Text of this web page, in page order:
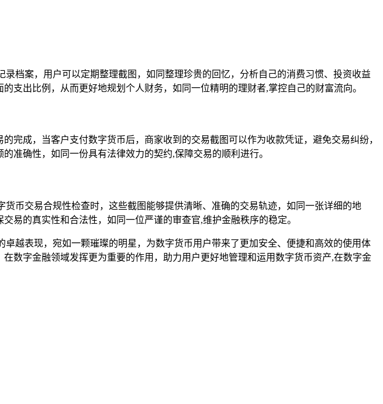
档案，用户可以定期整理截图，如同整理珍贵的回忆，分析自己的消费习惯、投资收益
支出比例，从而更好地规划个人财务，如同一位精明的理财者,掌控自己的财富流向。
完成，当客户支付数字货币后，商家收到的交易截图可以作为收款凭证，避免交易纠纷，
准确性，如同一份具有法律效力的契约,保障交易的顺利进行。
币交易合规性检查时，这些截图能够提供清晰、准确的交易轨迹，如同一张详细的地
易的真实性和合法性，如同一位严谨的审查官,维护金融秩序的稳定。
越表现，宛如一颗璀璨的明星，为数字货币用户带来了更加安全、便捷和高效的使用体
数字金融领域发挥更为重要的作用，助力用户更好地管理和运用数字货币资产,在数字金